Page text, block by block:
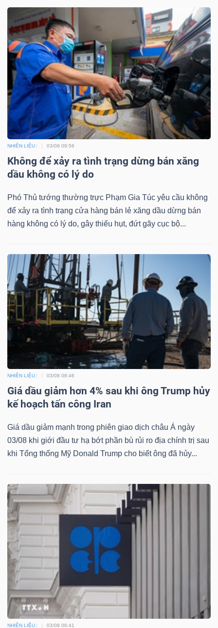
NHIÊN LIỆU 03/08 09:56
Không để xảy ra tình trạng dừng bán xăng
dầu không có lý do
Phó Thủ tướng thường trực Phạm Gia Túc yêu cầu không
để xảy ra tình trạng cửa hàng bán lẻ xăng dầu dừng bán
hàng không có lý do, gây thiếu hụt, đứt gãy cục bộ...
NHIÊN LIỆU 03/08 08:46
Giá dầu giảm hơn 4% sau khi ông Trump hủy
kế hoạch tấn công Iran
Giá dầu giảm mạnh trong phiên giao dịch châu Á ngày
03/08 khi giới đầu tư hạ bớt phần bù rủi ro địa chính trị sau
khi Tổng thống Mỹ Donald Trump cho biết ông đã hủy...
NHIÊN LIỆU 03/08 06:41